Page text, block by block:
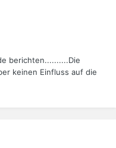
berichten..........Die
keinen Einfluss auf die